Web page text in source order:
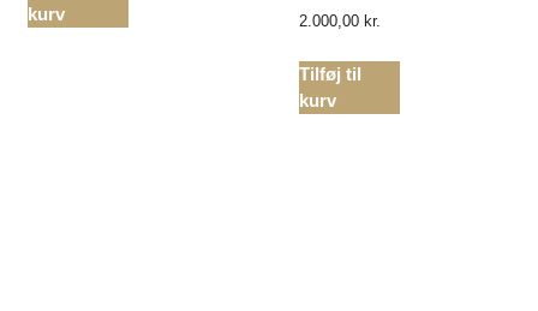
kurv
2.000,00 kr.
Tilføj til
kurv